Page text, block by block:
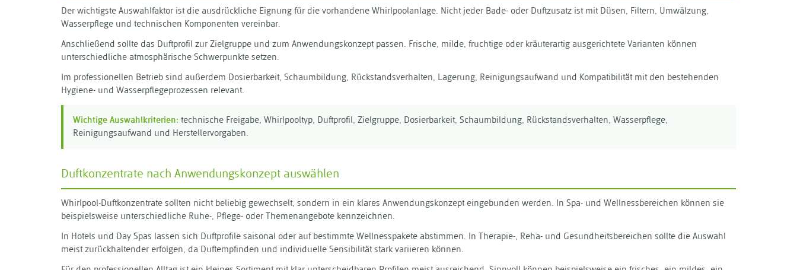
Der wichtigste Auswahlfaktor ist die ausdrückliche Eignung für die vorhandene Whirlpoolanlage. Nicht jeder Bade- oder Duftzusatz ist mit Düsen, Filtern, Umwälzung,
Wasserpflege und technischen Komponenten vereinbar.
Anschließend sollte das Duftprofil zur Zielgruppe und zum Anwendungskonzept passen. Frische, milde, fruchtige oder kräuterartig ausgerichtete Varianten können
unterschiedliche atmosphärische Schwerpunkte setzen.
Im professionellen Betrieb sind außerdem Dosierbarkeit, Schaumbildung, Rückstandsverhalten, Lagerung, Reinigungsaufwand und Kompatibilität mit den bestehenden
Hygiene- und Wasserpflegeprozessen relevant.
Wichtige Auswahlkriterien: technische Freigabe, Whirlpooltyp, Duftprofil, Zielgruppe, Dosierbarkeit, Schaumbildung, Rückstandsverhalten, Wasserpflege,
Reinigungsaufwand und Herstellervorgaben.
Duftkonzentrate nach Anwendungskonzept auswählen
Whirlpool-Duftkonzentrate sollten nicht beliebig gewechselt, sondern in ein klares Anwendungskonzept eingebunden werden. In Spa- und Wellnessbereichen können sie
beispielsweise unterschiedliche Ruhe-, Pflege- oder Themenangebote kennzeichnen.
In Hotels und Day Spas lassen sich Duftprofile saisonal oder auf bestimmte Wellnesspakete abstimmen. In Therapie-, Reha- und Gesundheitsbereichen sollte die Auswahl
meist zurückhaltender erfolgen, da Duftempfinden und individuelle Sensibilität stark variieren können.